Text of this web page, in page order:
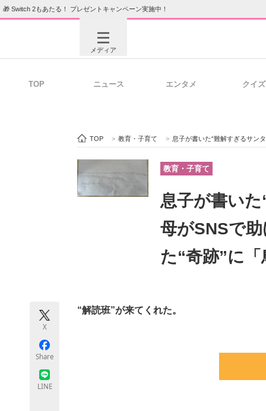
🎁 Switch 2もあたる！ プレゼントキャンペーン実施中！
メディア
ビジネスと働き方のヒント
企業向け
TOP ニュース エンタメ クイズ
TOP > 教育・子育て > 息子が書いた“難解すぎるサンタ
教育・子育て
息子が書い
母がSNSで
た“奇跡”に
X
Share
LINE
“解読班”が来てくれた。